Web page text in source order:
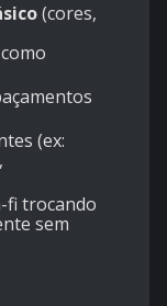
(cores,
(ex:
fi trocando
sem